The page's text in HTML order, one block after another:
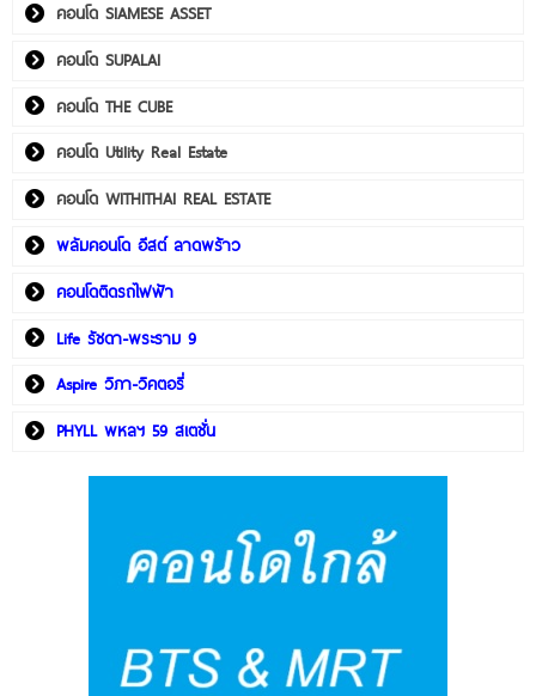
คอนโด SIAMESE ASSET
คอนโด SUPALAI
คอนโด THE CUBE
คอนโด Utility Real Estate
คอนโด WITHITHAI REAL ESTATE
พลัมคอนโด อีสต์ ลาดพร้าว
คอนโดติดรถไฟฟ้า
Life รัชดา-พระราม 9
Aspire วิภา-วิคตอรี่
PHYLL พหลฯ 59 สเตชั่น